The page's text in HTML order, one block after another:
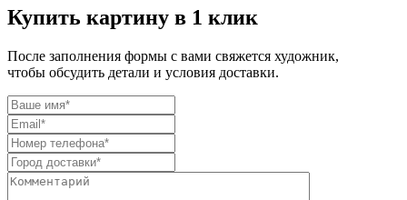
Купить картину в 1 клик
После заполнения формы с вами свяжется художник,
чтобы обсудить детали и условия доставки.